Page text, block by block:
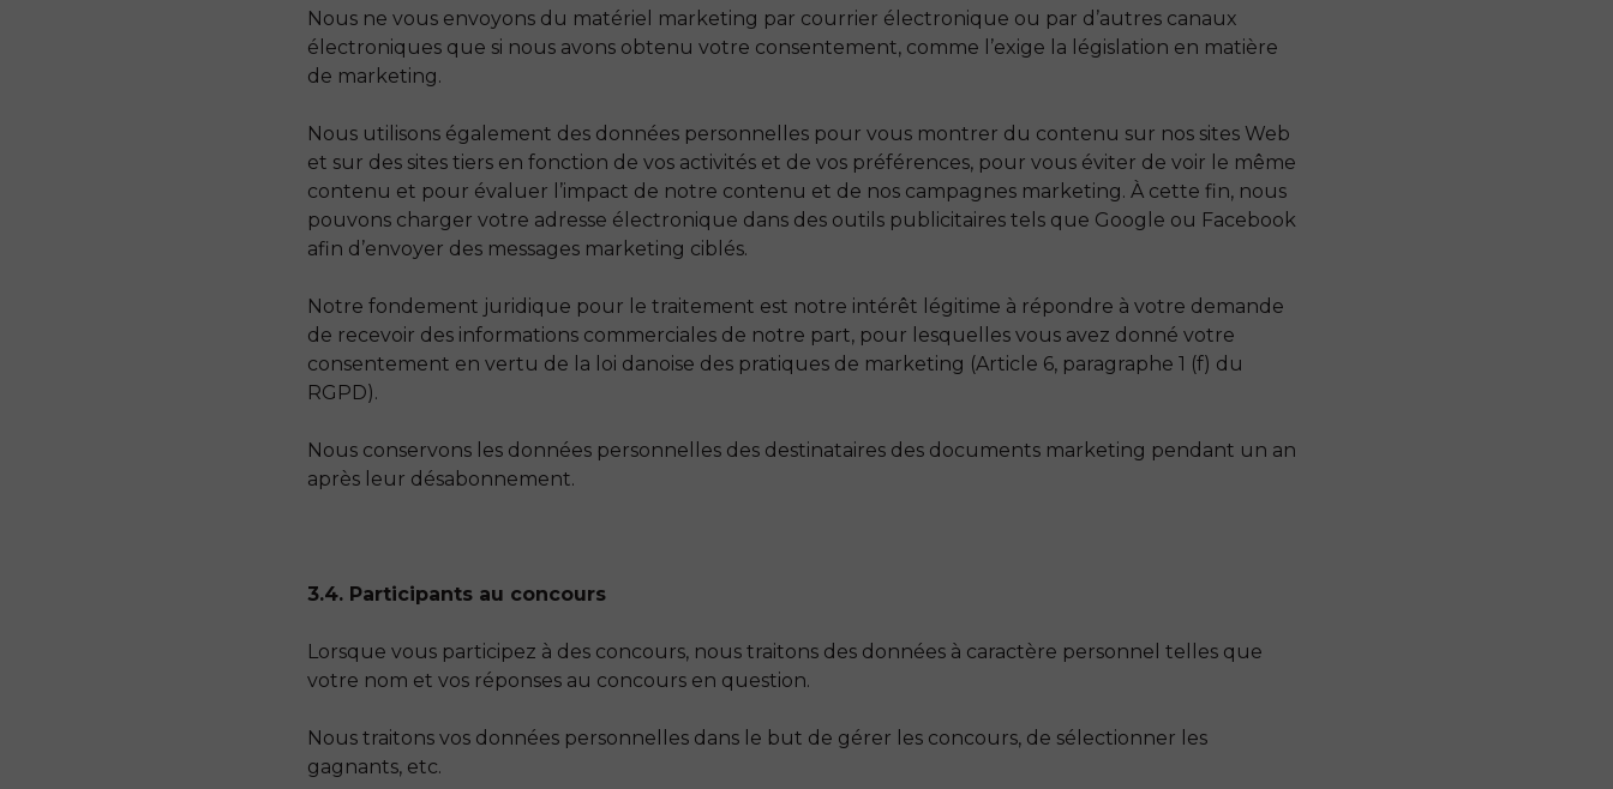
Nous ne vous envoyons du matériel marketing par courrier électronique ou par d’autres canaux
électroniques que si nous avons obtenu votre consentement, comme l’exige la législation en matière
de marketing.
Nous utilisons également des données personnelles pour vous montrer du contenu sur nos sites Web
et sur des sites tiers en fonction de vos activités et de vos préférences, pour vous éviter de voir le même
contenu et pour évaluer l’impact de notre contenu et de nos campagnes marketing. À cette fin, nous
pouvons charger votre adresse électronique dans des outils publicitaires tels que Google ou Facebook
afin d’envoyer des messages marketing ciblés.
Notre fondement juridique pour le traitement est notre intérêt légitime à répondre à votre demande
de recevoir des informations commerciales de notre part, pour lesquelles vous avez donné votre
consentement en vertu de la loi danoise des pratiques de marketing (Article 6, paragraphe 1 (f) du
RGPD).
Nous conservons les données personnelles des destinataires des documents marketing pendant un an
après leur désabonnement.
3.4. Participants au concours
Lorsque vous participez à des concours, nous traitons des données à caractère personnel telles que
votre nom et vos réponses au concours en question.
Nous traitons vos données personnelles dans le but de gérer les concours, de sélectionner les
gagnants, etc.